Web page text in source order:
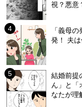
視？悪意
「義母
発！ 夫
結婚前提
ん」と「
なたが理